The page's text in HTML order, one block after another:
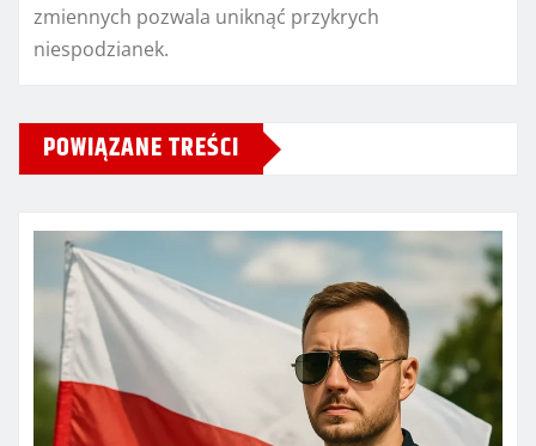
zmiennych pozwala uniknąć przykrych
niespodzianek.
POWIĄZANE TREŚCI